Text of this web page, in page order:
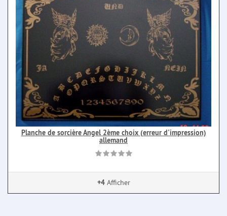
Planche de sorcière Angel 2ème choix (erreur d'impression)
allemand
+4Afficher